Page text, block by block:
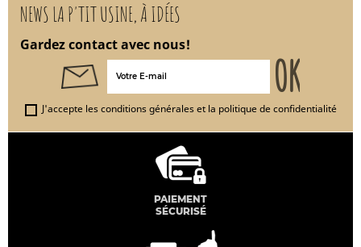
NEWS LA P'TIT USINE, À IDÉES
Gardez contact avec nous!
J'accepte les conditions générales et la politique de confidentialité
PAIEMENT
SÉCURISÉ